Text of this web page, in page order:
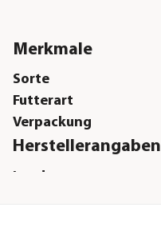
Merkmale
Sorte
Futterart
Verpackung
Herstellerangaben
Land